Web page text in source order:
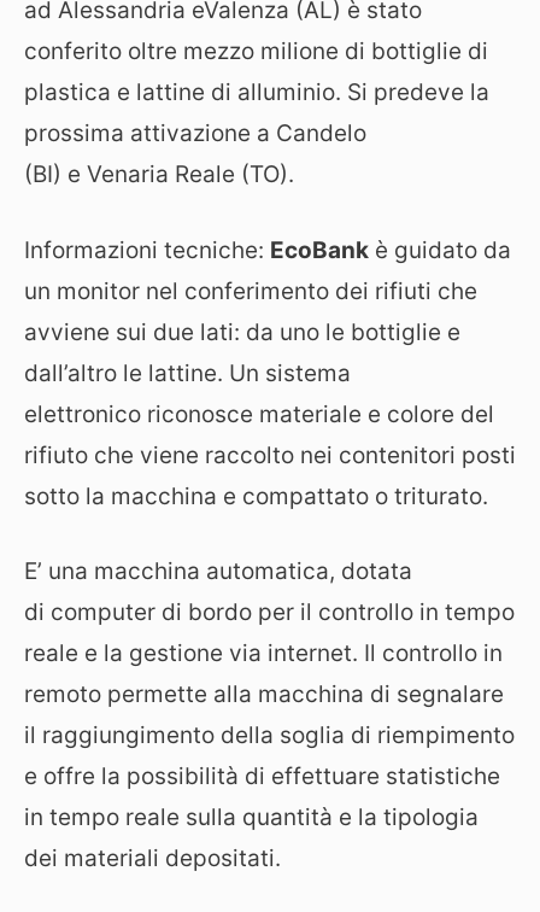
ad Alessandria eValenza (AL) è stato
conferito oltre mezzo milione di bottiglie di
plastica e lattine di alluminio. Si predeve la
prossima attivazione a Candelo
(BI) e Venaria Reale (TO).
Informazioni tecniche: EcoBank è guidato da
un monitor nel conferimento dei rifiuti che
avviene sui due lati: da uno le bottiglie e
dall’altro le lattine. Un sistema
elettronico riconosce materiale e colore del
rifiuto che viene raccolto nei contenitori posti
sotto la macchina e compattato o triturato.
E’ una macchina automatica, dotata
di computer di bordo per il controllo in tempo
reale e la gestione via internet. Il controllo in
remoto permette alla macchina di segnalare
il raggiungimento della soglia di riempimento
e offre la possibilità di effettuare statistiche
in tempo reale sulla quantità e la tipologia
dei materiali depositati.